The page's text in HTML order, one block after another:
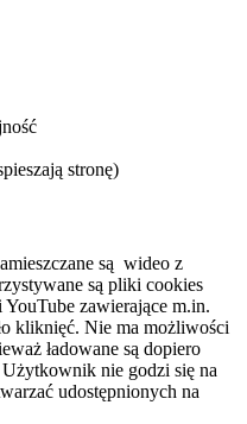
stronę)
są wideo z
są pliki cookies
zawierające m.in.
kliknięć. Nie ma możliwości
ładowane są dopiero
nie godzi się na
udostępnionych na